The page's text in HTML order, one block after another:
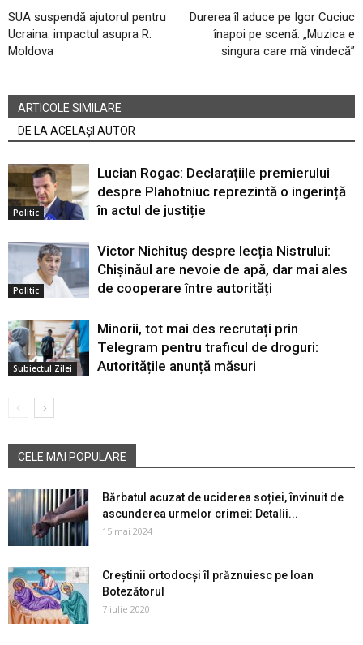
SUA suspendă ajutorul pentru
Ucraina: impactul asupra R.
Moldova
Durerea îl aduce pe Igor Cuciuc
înapoi pe scenă: „Muzica e
singura care mă vindecă”
ARTICOLE SIMILARE
DE LA ACELAȘI AUTOR
Politic
Lucian Rogac: Declarațiile premierului
despre Plahotniuc reprezintă o ingerință
în actul de justiție
Politic
Victor Nichituș despre lecția Nistrului:
Chișinăul are nevoie de apă, dar mai ales
de cooperare între autorități
Subiectul Zilei
Minorii, tot mai des recrutați prin
Telegram pentru traficul de droguri:
Autoritățile anunță măsuri
CELE MAI POPULARE
Bărbatul acuzat de uciderea soției, învinuit de
ascunderea urmelor crimei: Detalii...
15 mai 2024
Creștinii ortodocși îl prăznuiesc pe Ioan
Botezătorul
7 iulie 2020